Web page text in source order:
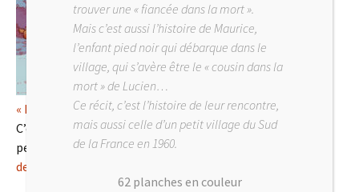
« La danseuse debout »auxéditions de la Gouttière
C’est une histoire indépendante, mais qui reprend le
personnage d’Héloïse issue de l’album
de pluie »
trouver une « fiancée dans la mort ».
Mais c’est aussi l’histoire de Maurice,
l’enfant pied noir qui débarque dans le
village, qui s’avère être le « cousin dans la
mort » de Lucien…
Ce récit, c’est l’histoire de leur rencontre,
mais aussi celle d’un petit village du Sud
de la France en 1960.
62 planches en couleur